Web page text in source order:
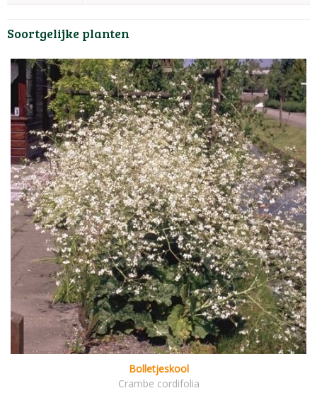
Soortgelijke planten
Bolletjeskool
Crambe cordifolia